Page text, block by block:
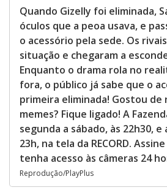
Quando Gizelly foi eliminada,
óculos que a peoa usava, e
o acessório pela sede. Os
situação e chegaram a
Enquanto o drama rola no
fora, o público já sabe que o
primeira eliminada! Gostou de
memes? Fique ligado! A
segunda a sábado, às 22h30, e
23h, na tela da RECORD.
tenha acesso às câmeras 24
Reprodução/PlayPlus